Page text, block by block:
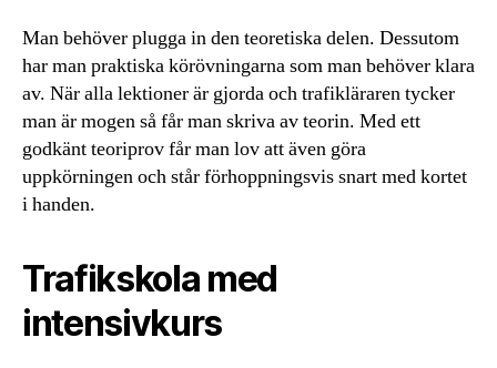
Man behöver plugga in den teoretiska delen. Dessutom
har man praktiska körövningarna som man behöver klara
av. När alla lektioner är gjorda och trafikläraren tycker
man är mogen så får man skriva av teorin. Med ett
godkänt teoriprov får man lov att även göra
uppkörningen och står förhoppningsvis snart med kortet
i handen.
Trafikskola med
intensivkurs